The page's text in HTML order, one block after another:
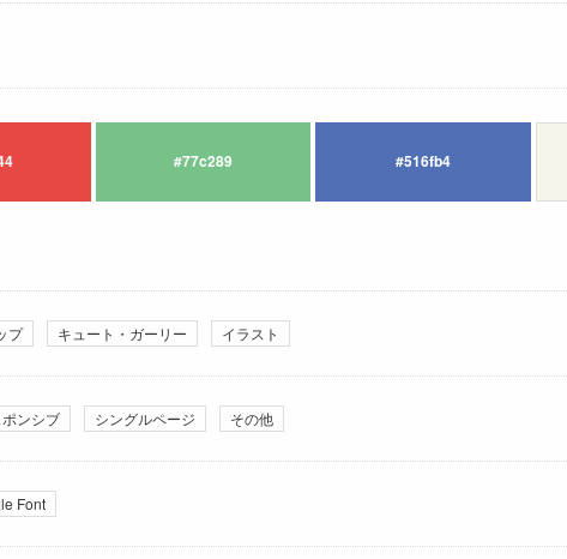
#77c289 #516fb4
プ キュート・ガーリー イラスト
ンシブ シングルページ その他
Font